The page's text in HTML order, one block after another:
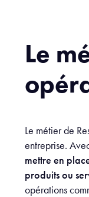
Le
Le métier de
entreprise.
mettre en
produits ou
opérations